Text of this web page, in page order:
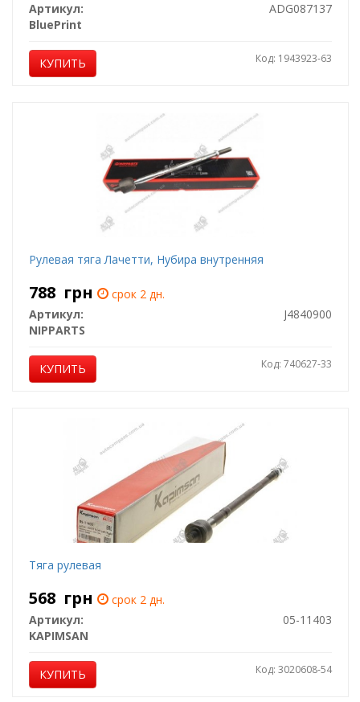
Артикул:
ADG087137
BluePrint
КУПИТЬ Код: 1943923-63
Рулевая тяга Лачетти, Нубира внутренняя
788 грн
срок 2 дн.
Артикул:
J4840900
NIPPARTS
КУПИТЬ Код: 740627-33
Тяга рулевая
568 грн
срок 2 дн.
Артикул:
05-11403
KAPIMSAN
КУПИТЬ Код: 3020608-54